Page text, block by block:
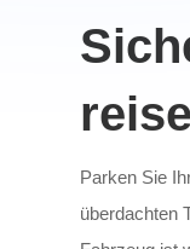
Parken Sie
überdachten